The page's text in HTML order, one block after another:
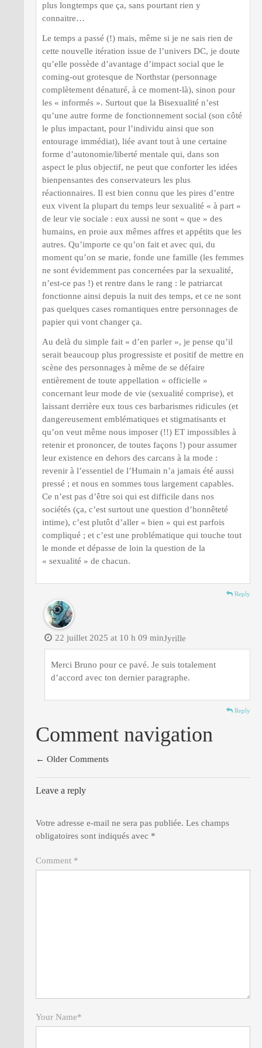
plus longtemps que ça, sans pourtant rien y
connaitre…
Le temps a passé (!) mais, même si je ne sais rien de
cette nouvelle itération issue de l’univers DC, je doute
qu’elle possède d’avantage d’impact social que le
coming-out grotesque de Northstar (personnage
complètement dénaturé, à ce moment-là), sinon pour
les « informés ». Surtout que la Bisexualité n’est
qu’une autre forme de fonctionnement social (son côté
le plus impactant, pour l’individu ainsi que son
entourage immédiat), liée avant tout à une certaine
forme d’autonomie/liberté mentale qui, dans son
aspect le plus objectif, ne peut que conforter les idées
bienpensantes des conservateurs les plus
réactionnaires. Il est bien connu que les pires d’entre
eux vivent la plupart du temps leur sexualité « à part »
de leur vie sociale : eux aussi ne sont « que » des
humains, en proie aux mêmes affres et appétits que les
autres. Qu’importe ce qu’on fait et avec qui, du
moment qu’on se marie, fonde une famille (les femmes
ne sont évidemment pas concernées par la sexualité,
n’est-ce pas !) et rentre dans le rang : le patriarcat
fonctionne ainsi depuis la nuit des temps, et ce ne sont
pas quelques cases romantiques entre personnages de
papier qui vont changer ça.
Au delà du simple fait « d’en parler », je pense qu’il
serait beaucoup plus progressiste et positif de mettre en
scène des personnages à même de se défaire
entièrement de toute appellation « officielle »
concernant leur mode de vie (sexualité comprise), et
laissant derrière eux tous ces barbarismes ridicules (et
dangereusement emblématiques et stigmatisants et
qu’on veut même nous imposer (!!) ET impossibles à
retenir et prononcer, de toutes façons !) pour assumer
leur existence en dehors des carcans à la mode :
revenir à l’essentiel de l’Humain n’a jamais été aussi
pressé ; et nous en sommes tous largement capables.
Ce n’est pas d’être soi qui est difficile dans nos
sociétés (ça, c’est surtout une question d’honnêteté
intime), c’est plutôt d’aller « bien » qui est parfois
compliqué ; et c’est une problématique qui touche tout
le monde et dépasse de loin la question de la
« sexualité » de chacun.
Reply
Jyrille
22 juillet 2025 at 10 h 09 min
Merci Bruno pour ce pavé. Je suis totalement
d’accord avec ton dernier paragraphe.
Reply
Comment navigation
← Older Comments
Leave a reply
Votre adresse e-mail ne sera pas publiée. Les champs
obligatoires sont indiqués avec *
Comment *
Your Name*